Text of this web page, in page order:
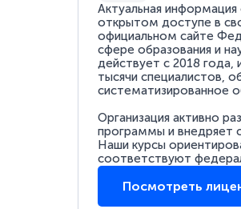
Актуальная
открытом доступе в
официальном сайте
сфере образования и
действует с 2018 года,
тысячи специалистов,
систематизированное
Организация активно
программы и внедряет
Наши курсы
соответствуют
Посмотреть